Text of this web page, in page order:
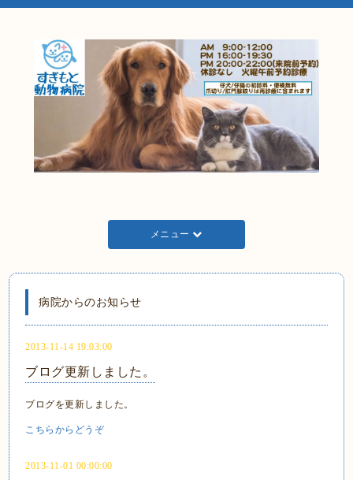
メニュー
病院からのお知らせ
2013-11-14 19:03:00
ブログ更新しました。
ブログを更新しました。
こちらからどうぞ
2013-11-01 00:00:00